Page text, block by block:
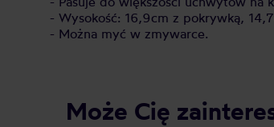
- Wysokość: 16,9cm z pokrywką,
- Można myć w zmywarce.
Może Cię